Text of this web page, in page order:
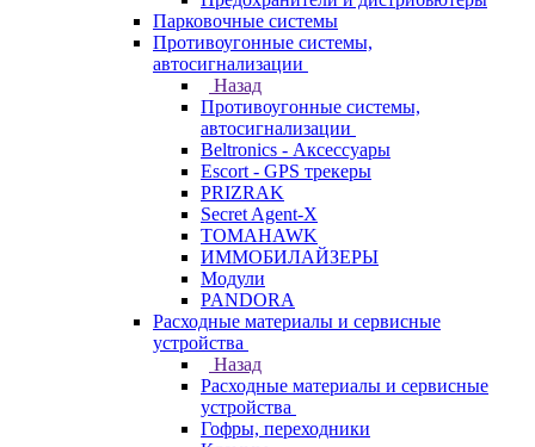
Парковочные системы
Противоугонные системы,
автосигнализации
Назад
Противоугонные системы,
автосигнализации
Beltronics - Аксессуары
Escort - GPS трекеры
PRIZRAK
Secret Agent-X
TOMAHAWK
ИММОБИЛАЙЗЕРЫ
Модули
PANDORA
Расходные материалы и сервисные
устройства
Назад
Расходные материалы и сервисные
устройства
Гофры, переходники